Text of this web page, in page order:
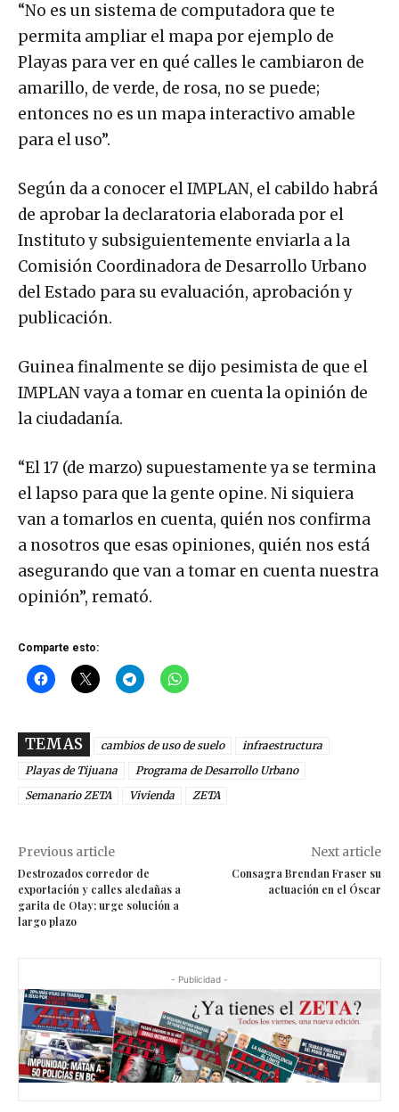
“No es un sistema de computadora que te
permita ampliar el mapa por ejemplo de
Playas para ver en qué calles le cambiaron de
amarillo, de verde, de rosa, no se puede;
entonces no es un mapa interactivo amable
para el uso”.
Según da a conocer el IMPLAN, el cabildo habrá
de aprobar la declaratoria elaborada por el
Instituto y subsiguientemente enviarla a la
Comisión Coordinadora de Desarrollo Urbano
del Estado para su evaluación, aprobación y
publicación.
Guinea finalmente se dijo pesimista de que el
IMPLAN vaya a tomar en cuenta la opinión de
la ciudadanía.
“El 17 (de marzo) supuestamente ya se termina
el lapso para que la gente opine. Ni siquiera
van a tomarlos en cuenta, quién nos confirma
a nosotros que esas opiniones, quién nos está
asegurando que van a tomar en cuenta nuestra
opinión”, remató.
Comparte esto:
TEMAS cambios de uso de suelo
infraestructura
Playas de Tijuana
Programa de Desarrollo Urbano
Semanario ZETA
Vivienda ZETA
Previous article
Destrozados corredor de
exportación y calles aledañas a
garita de Otay; urge solución a
largo plazo
Next article
Consagra Brendan Fraser su
actuación en el Óscar
- Publicidad -